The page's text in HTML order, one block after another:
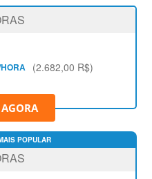
(2.682,00 R$)